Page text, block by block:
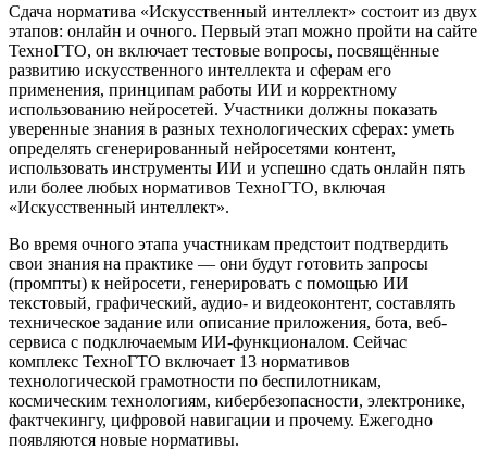
Сдача норматива «Искусственный интеллект» состоит из двух
этапов: онлайн и очного. Первый этап можно пройти на сайте
ТехноГТО, он включает тестовые вопросы, посвящённые
развитию искусственного интеллекта и сферам его
применения, принципам работы ИИ и корректному
использованию нейросетей. Участники должны показать
уверенные знания в разных технологических сферах: уметь
определять сгенерированный нейросетями контент,
использовать инструменты ИИ и успешно сдать онлайн пять
или более любых нормативов ТехноГТО, включая
«Искусственный интеллект».
Во время очного этапа участникам предстоит подтвердить
свои знания на практике — они будут готовить запросы
(промпты) к нейросети, генерировать с помощью ИИ
текстовый, графический, аудио- и видеоконтент, составлять
техническое задание или описание приложения, бота, веб-
сервиса с подключаемым ИИ-функционалом. Сейчас
комплекс ТехноГТО включает 13 нормативов
технологической грамотности по беспилотникам,
космическим технологиям, кибербезопасности, электронике,
фактчекингу, цифровой навигации и прочему. Ежегодно
появляются новые нормативы.